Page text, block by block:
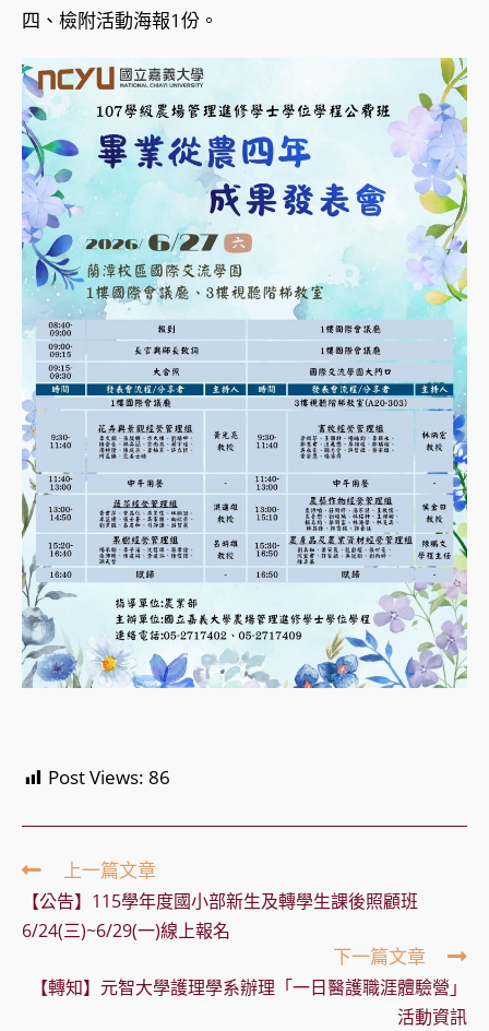
四、檢附活動海報1份。
Post Views: 86
Read
more
articles
上一篇文章
【公告】115學年度國小部新生及轉學生課後照顧班
6/24(三)~6/29(一)線上報名
下一篇文章
【轉知】元智大學護理學系辦理「一日醫護職涯體驗營」
活動資訊